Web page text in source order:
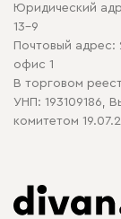
Политика в
Юридический
13-9
Почтовый адрес:
офис 1
В торговом
УНП: 193109186,
комитетом